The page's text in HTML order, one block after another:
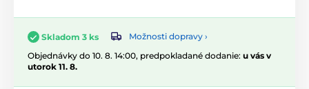
Skladom 3 ks
Možnosti dopravy ›
Objednávky do 10. 8. 14:00, predpokladané dodanie: u vás v
utorok 11. 8.